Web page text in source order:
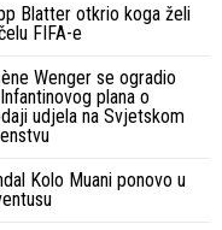
Blatter otkrio koga želi
FIFA-e
Wenger se ogradio
plana o
udjela na Svjetskom
Kolo Muani ponovo u